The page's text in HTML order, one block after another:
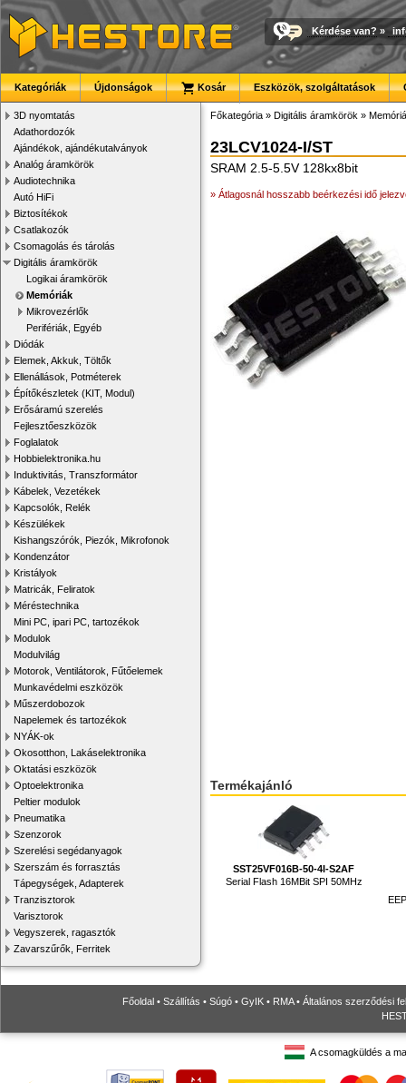
Kérdése van? »
Kategóriák Újdonságok Kosár Eszközök, szolgáltatások
3D nyomtatás
Adathordozók
Ajándékok, ajándékutalványok
Analóg áramkörök
Audiotechnika
Autó HiFi
Biztosítékok
Csatlakozók
Csomagolás és tárolás
Digitális áramkörök
Logikai áramkörök
Memóriák
Mikrovezérlők
Perifériák, Egyéb
Diódák
Elemek, Akkuk, Töltők
Ellenállások, Potméterek
Építőkészletek (KIT, Modul)
Erősáramú szerelés
Fejlesztőeszközök
Foglalatok
Hobbielektronika.hu
Induktivitás, Transzformátor
Kábelek, Vezetékek
Kapcsolók, Relék
Készülékek
Kishangszórók, Piezók, Mikrofonok
Kondenzátor
Kristályok
Matricák, Feliratok
Méréstechnika
Mini PC, ipari PC, tartozékok
Modulok
Modulvilág
Motorok, Ventilátorok, Fűtőelemek
Munkavédelmi eszközök
Műszerdobozok
Napelemek és tartozékok
NYÁK-ok
Okosotthon, Lakáselektronika
Oktatási eszközök
Optoelektronika
Peltier modulok
Pneumatika
Szenzorok
Szerelési segédanyagok
Szerszám és forrasztás
Tápegységek, Adapterek
Tranzisztorok
Varisztorok
Vegyszerek, ragasztók
Zavarszűrők, Ferritek
Főkategória » Digitális áramkörök »
23LCV1024-I/ST
SRAM 2.5-5.5V 128kx8bit
» Átlagosnál hosszabb beérkezési idő
Termékajánló
SST25VF016B-50-4I-S2AF
Serial Flash 16MBit SPI 50MHz
Főoldal • Szállítás • Súgó • GyIK • RMA• Általános szerződési
A csomagküldés a